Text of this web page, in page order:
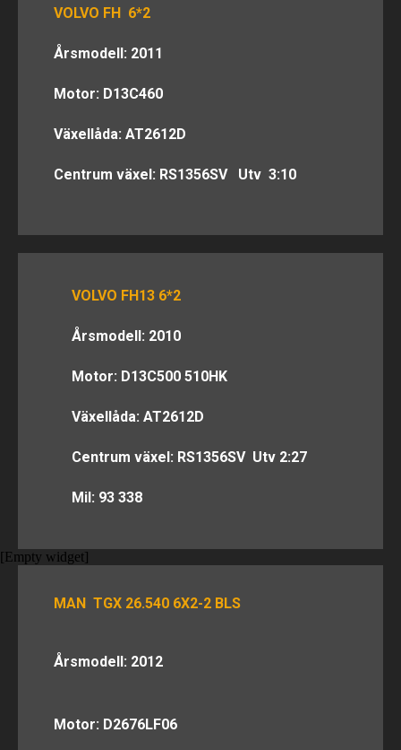
VOLVO FH 6*2
Årsmodell: 2011
Motor: D13C460
Växellåda: AT2612D
Centrum växel: RS1356SV Utv 3:10
VOLVO FH13 6*2
Årsmodell: 2010
Motor: D13C500 510HK
Växellåda: AT2612D
Centrum växel: RS1356SV Utv 2:27
Mil: 93 338
[Empty widget]
MAN TGX 26.540 6X2-2 BLS
Årsmodell: 2012
Motor: D2676LF06